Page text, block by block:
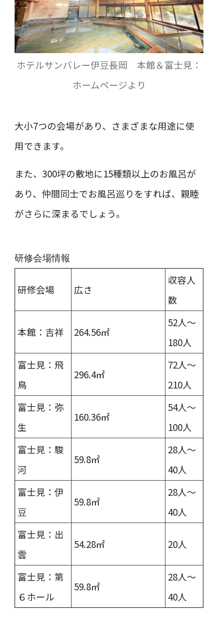
ホテルサンバレー伊豆長岡 本館＆富士見：
ホームページより
大小7つの会場があり、さまざまな用途に使
用できます。
また、300坪の敷地に15種類以上のお風呂が
あり、仲間同士でお風呂巡りをすれば、親睦
がさらに深まるでしょう。
研修会場情報
研修会場 広さ
収容人
数
本館：吉祥 264.56㎡
52人〜
180人
富士見：飛
鳥
296.4㎡
72人〜
210人
富士見：弥
生
160.36㎡
54人〜
100人
富士見：駿
河
59.8㎡
28人〜
40人
富士見：伊
豆
59.8㎡
28人〜
40人
富士見：出
雲
54.28㎡ 20人
富士見：第
６ホール
59.8㎡
28人〜
40人